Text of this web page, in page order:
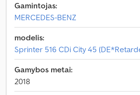
Gamintojas:
MERCEDES-BENZ
modelis:
Sprinter 516 CDi City 45
Gamybos metai:
2018